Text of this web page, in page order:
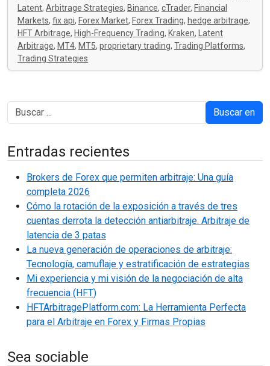
Latent, Arbitrage Strategies, Binance, cTrader, Financial
Markets, fix api, Forex Market, Forex Trading, hedge arbitrage,
HFT Arbitrage, High-Frequency Trading, Kraken, Latent
Arbitrage, MT4, MT5, proprietary trading, Trading Platforms,
Trading Strategies
Buscar en
Entradas recientes
Brokers de Forex que permiten arbitraje: Una guía
completa 2026
Cómo la rotación de la exposición a través de tres
cuentas derrota la detección antiarbitraje. Arbitraje de
latencia de 3 patas
La nueva generación de operaciones de arbitraje:
Tecnología, camuflaje y estratificación de estrategias
Mi experiencia y mi visión de la negociación de alta
frecuencia (HFT)
HFTArbitragePlatform.com: La Herramienta Perfecta
para el Arbitraje en Forex y Firmas Propias
Sea sociable